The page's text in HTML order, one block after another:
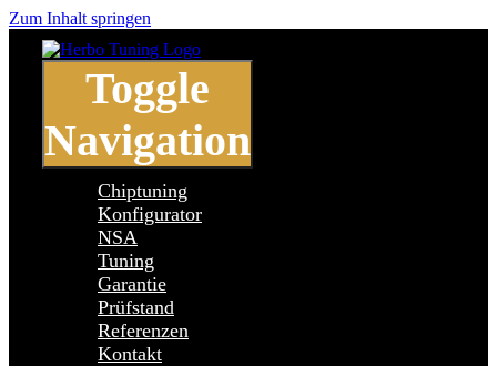
Zum Inhalt springen
Toggle
Navigation
Chiptuning
Konfigurator
NSA
Tuning
Garantie
Prüfstand
Referenzen
Kontakt